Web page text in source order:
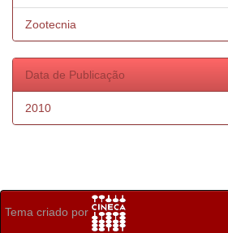
Zootecnia
Data de Publicação
2010
Tema criado por